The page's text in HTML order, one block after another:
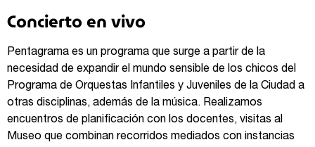
Concierto en vivo
Pentagrama es un programa que surge a partir de la
necesidad de expandir el mundo sensible de los chicos del
Programa de Orquestas Infantiles y Juveniles de la Ciudad a
otras disciplinas, además de la música. Realizamos
encuentros de planificación con los docentes, visitas al
Museo que combinan recorridos mediados con instancias